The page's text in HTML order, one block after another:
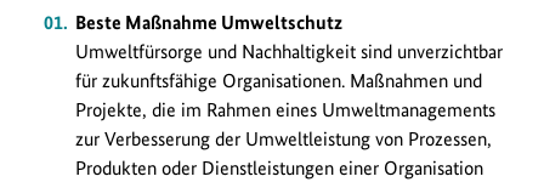
herausragende
Leistungen
Klima-
Umweltschutz
Beste Maßnahme Umweltschutz
Umweltfürsorge und Nachhaltigkeit sind unverzichtbar
für zukunftsfähige Organisationen. Maßnahmen und
Projekte, die im Rahmen eines Umweltmanagements
zur Verbesserung der Umweltleistung von Prozessen,
Produkten oder Dienstleistungen einer Organisation